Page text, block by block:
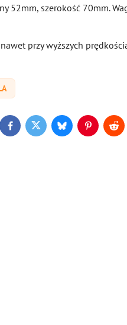
52mm, szerokość 70mm.
przy wyższych
FacebookTwitterBlueskyPinterest